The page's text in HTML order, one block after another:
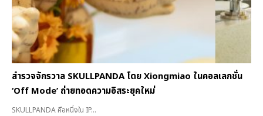
สำรวจจักรวาล SKULLPANDA โดย Xiongmiao ในคอลเลกชั่น
‘Off Mode’ ถ่ายทอดความอิสระยุคใหม่
SKULLPANDA คือหนึ่งใน IP...